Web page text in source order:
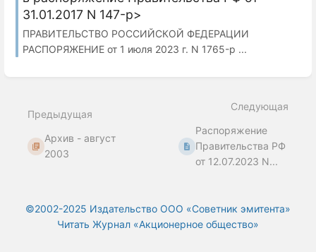
31.01.2017 N 147-р>
ПРАВИТЕЛЬСТВО РОССИЙСКОЙ ФЕДЕРАЦИИ
РАСПОРЯЖЕНИЕ от 1 июля 2023 г. N 1765-р ...
Предыдущая
Архив - август
2003
Следующая
Распоряжение
Правительства РФ
от 12.07.2023 N...
©2002-2025 Издательство ООО «‎Советник эмитента»
Читать Журнал «Акционерное общество»